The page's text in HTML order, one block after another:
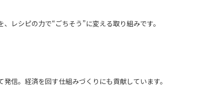
レシピの力で“ごちそう”に変える取り組みです。
信。経済を回す仕組みづくりにも貢献しています。